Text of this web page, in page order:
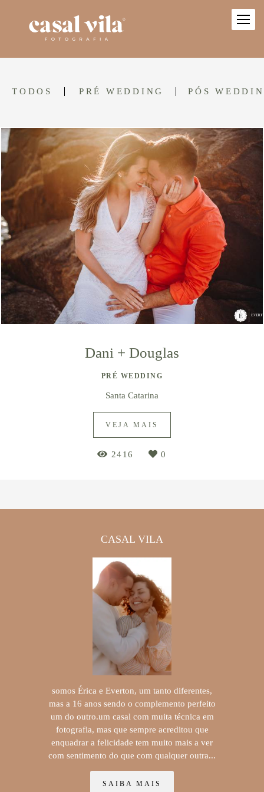
TODOS PRÉ WEDDING PÓS
Dani + Douglas
PRÉ WEDDING
Santa Catarina
VEJA MAIS
2416 0
CASAL VILA
somos Érica e Everton, um tanto diferentes,
mas a 16 anos sendo o complemento perfeito
um do outro.um casal com muita técnica em
fotografia, mas que sempre acreditou que
enquadrar a felicidade tem muito mais a ver
com sentimento do que com qualquer outra...
SAIBA MAIS